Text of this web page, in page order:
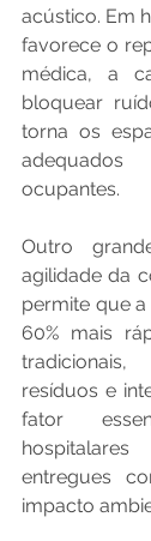
acústico. Em
favorece o
médica, a
bloquear
torna os
ocupantes.
Outro
agilidade da
permite que
60% mais
resíduos e
fator
entregues
impacto